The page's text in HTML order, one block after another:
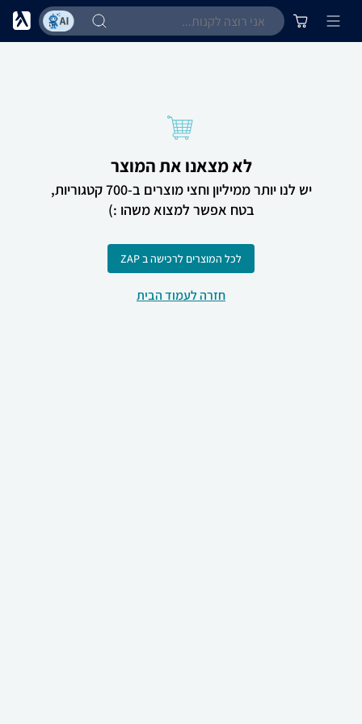
לא מצאנו את המוצר
יש לנו יותר ממיליון וחצי מוצרים ב-700 קטגוריות,
בטח אפשר למצוא משהו :)
לכל המוצרים לרכישה ב ZAP
חזרה לעמוד הבית